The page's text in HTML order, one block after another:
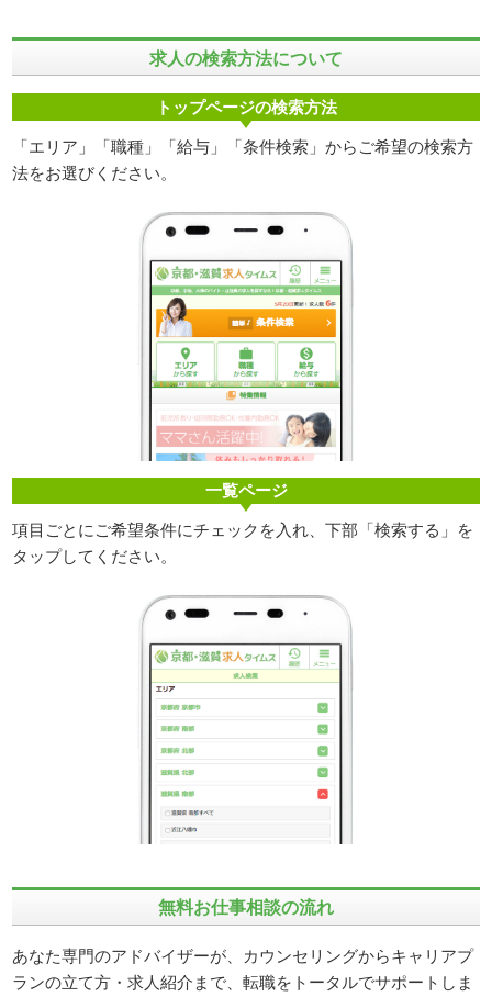
求人の検索方法について
トップページの検索方法
「エリア」「職種」「給与」「条件検索」からご希望の検索方
法をお選びください。
一覧ページ
項目ごとにご希望条件にチェックを入れ、下部「検索する」を
タップしてください。
無料お仕事相談の流れ
あなた専門のアドバイザーが、カウンセリングからキャリアプ
ランの立て方・求人紹介まで、転職をトータルでサポートしま